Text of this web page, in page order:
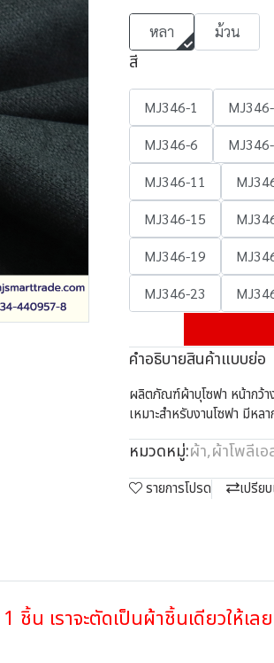
หลา ม้วน
สี
MJ346-1
MJ346-6
MJ346-11
MJ346-15
MJ346-19
MJ346-23
คำอธิบายสินค้าแบบย่อ
ผลิตภัณฑ์ผ้าบุโซฟา หน้ากว้
เหมาะสำหรับงานโซฟา มีหล
หมวดหมู่:ผ้า,ผ้าโพลีเ
รายการโปรด เปรีย
ชิ้น เราจะตัดเป็นผ้าชิ้นเดียวให้เล